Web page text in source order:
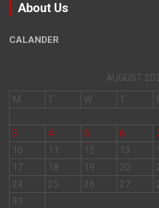
About Us
CALANDER
AUGUST
M
T W T
3
4 5 6
10
11 12 13
17
18 19 20
24
25 26 27
31